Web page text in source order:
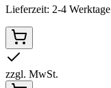
Lieferzeit: 2-4 Werktage
zzgl. MwSt.